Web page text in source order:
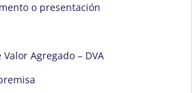
o presentación
Agregado – DVA